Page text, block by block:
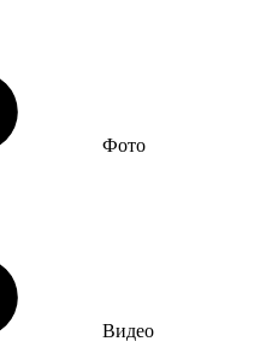
Фото
Видео